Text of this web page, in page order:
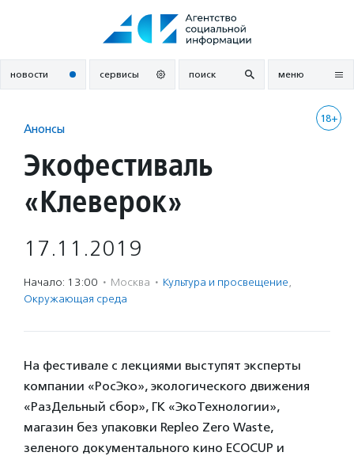
новости сервисы поиск меню
18+
Анонсы
Экофестиваль
«Клеверок»
17.11.2019
Начало: 13:00 · Москва · Культура и просвещение,
Окружающая среда
На фестивале с лекциями выступят эксперты
компании «РосЭко», экологического движения
«РазДельный сбор», ГК «ЭкоТехнологии»,
магазин без упаковки Repleo Zero Waste,
зеленого документального кино ECOCUP и